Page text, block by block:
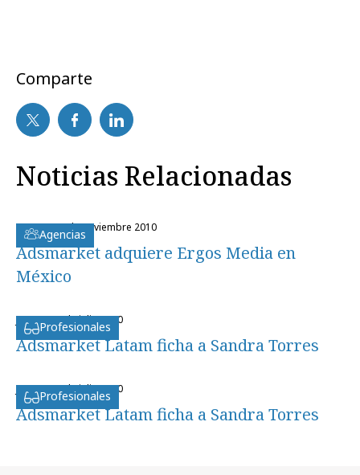
Comparte
Noticias Relacionadas
Agencias
martes, 23 de noviembre 2010
Adsmarket adquiere Ergos Media en
México
Profesionales
jueves, 22 de julio 2010
Adsmarket Latam ficha a Sandra Torres
Profesionales
jueves, 22 de julio 2010
Adsmarket Latam ficha a Sandra Torres